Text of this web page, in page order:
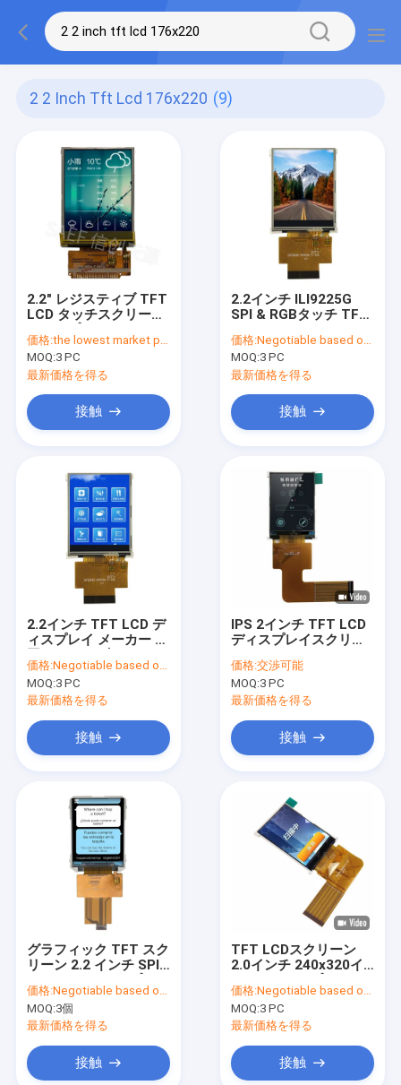
2 2 Inch Tft Lcd 176x220 (9)
2.2" レジスティブ TFT
LCD タッチスクリーン
チ TFT LCD MCU 8 ビ
ット 16 ビット インタ
ーフェース
価格:the lowest market price guaranteed
MOQ:3 PC
最新価格を得る
接触
2.2インチ ILI9225G
SPI & RGBタッチ TFT
QCIF TFT LCDディス
プレイモジュール
価格:Negotiable based on order lot quantity
MOQ:3 PC
最新価格を得る
接触
2.2インチ TFT LCD デ
ィスプレイ メーカー 中
SPI&RGB インターフェ
ース
価格:Negotiable based on order lot quantity
MOQ:3 PC
最新価格を得る
接触
IPS 2インチ TFT LCD
ディスプレイスクリー
ェイス 240x320
価格:交渉可能
MOQ:3 PC
最新価格を得る
接触
グラフィック TFT スク
リーン 2.2 インチ SPI
スクリーン モジュール
価格:Negotiable based on order lot quantity
MOQ:3個
最新価格を得る
接触
TFT LCDスクリーン
2.0インチ 240x320イ
SPI+RGBインターフェ
イスとILI9335IC TFT
LCDスクリーン
価格:Negotiable based on order lot quantity
MOQ:3 PC
最新価格を得る
接触